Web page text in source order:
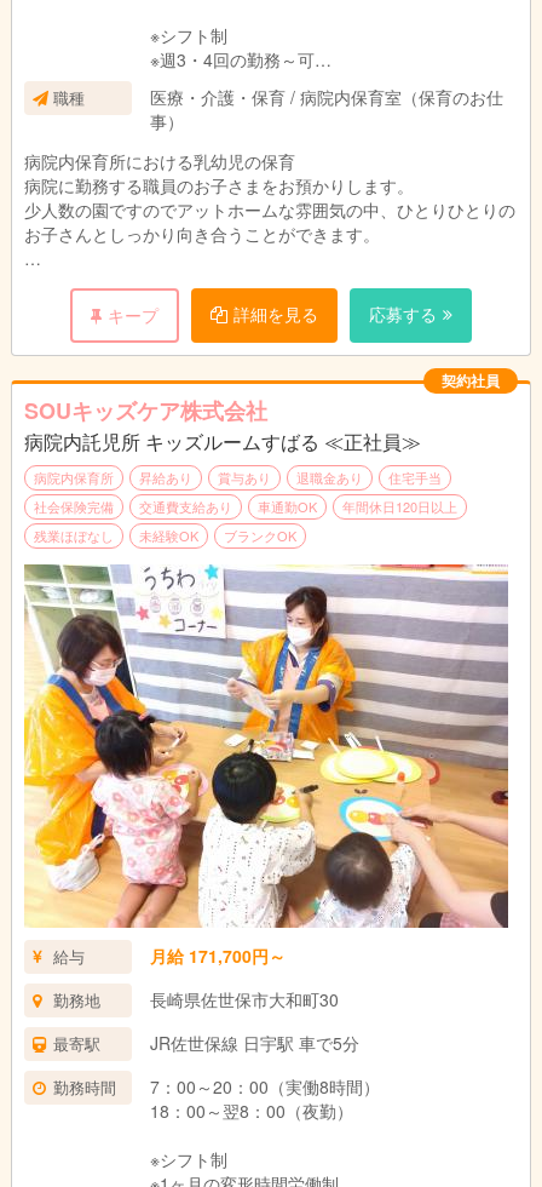
※シフト制
※週3・4回の勤務～可
※1日6～8時間程勤務可能な方大歓迎
※勤務日数と時間帯は相談可能です
※深夜割増20時～8時 時給1.25倍
※早出のみ、遅出のみでの勤務可能
※月勤務120H以上の場合は各種保険加入
職種
医療・介護・保育 / 病院内保育室（保育のお仕
事）
病院内保育所における乳幼児の保育
病院に勤務する職員のお子さまをお預かりします。
少人数の園ですのでアットホームな雰囲気の中、ひとりひとりの
お子さんとしっかり向き合うことができます。
対象年齢：0歳児から未就学児まで
1年契約（契約更新あり）
キープ 詳細を見る 応募する
契約社員
SOUキッズケア株式会社
病院内託児所 キッズルームすばる ≪正社員≫
病院内保育所 昇給あり 賞与あり 退職金あり
住宅手当
社会保険完備
交通費支給あり 車通勤OK
年間休日120日以上
残業ほぼなし
未経験OK ブランクOK
給与 月給 171,700円～
勤務地 長崎県佐世保市大和町30
最寄駅 JR佐世保線 日宇駅 車で5分
勤務時間
7：00～20：00（実働8時間）
18：00～翌8：00（夜勤）
※シフト制